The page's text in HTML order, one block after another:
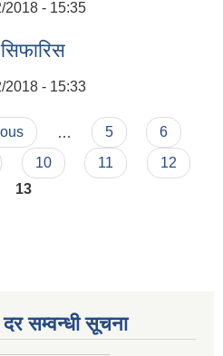
2018 - 15:35
2018 - 15:33
5
6
10 11
12
13
दर सम्वन्धी सूचना